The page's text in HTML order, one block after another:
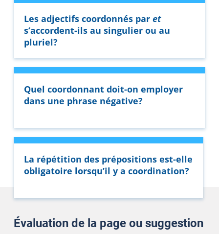
Les adjectifs coordonnés par et
s’accordent-ils au singulier ou au
pluriel?
Quel coordonnant doit-on employer
dans une phrase négative?
La répétition des prépositions est-elle
obligatoire lorsqu’il y a coordination?
Évaluation de la page ou suggestion